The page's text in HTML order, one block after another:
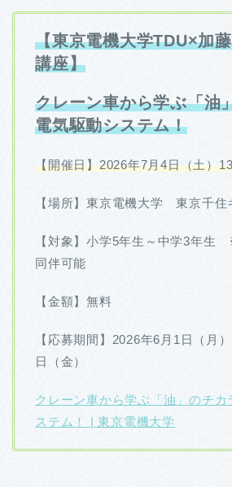
【東京電機大学TDU×加
講座】
クレーン車から学ぶ「油
電気駆動システム！
【開催日】2026年7月4日（土）
【場所】東京電機大学 東京千住
【対象】小学5年生～中学3年生
同伴可能
【金額】無料
【応募期間】2026年6月1日（月
日（金）
クレーン車から学ぶ「油」のチカ
ステム！ | 東京電機大学